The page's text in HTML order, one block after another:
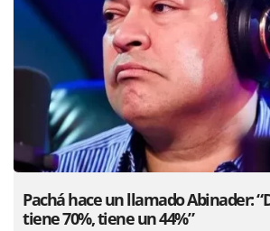
Pachá hace un llamado Abinader:
tiene 70%, tiene un 44%”